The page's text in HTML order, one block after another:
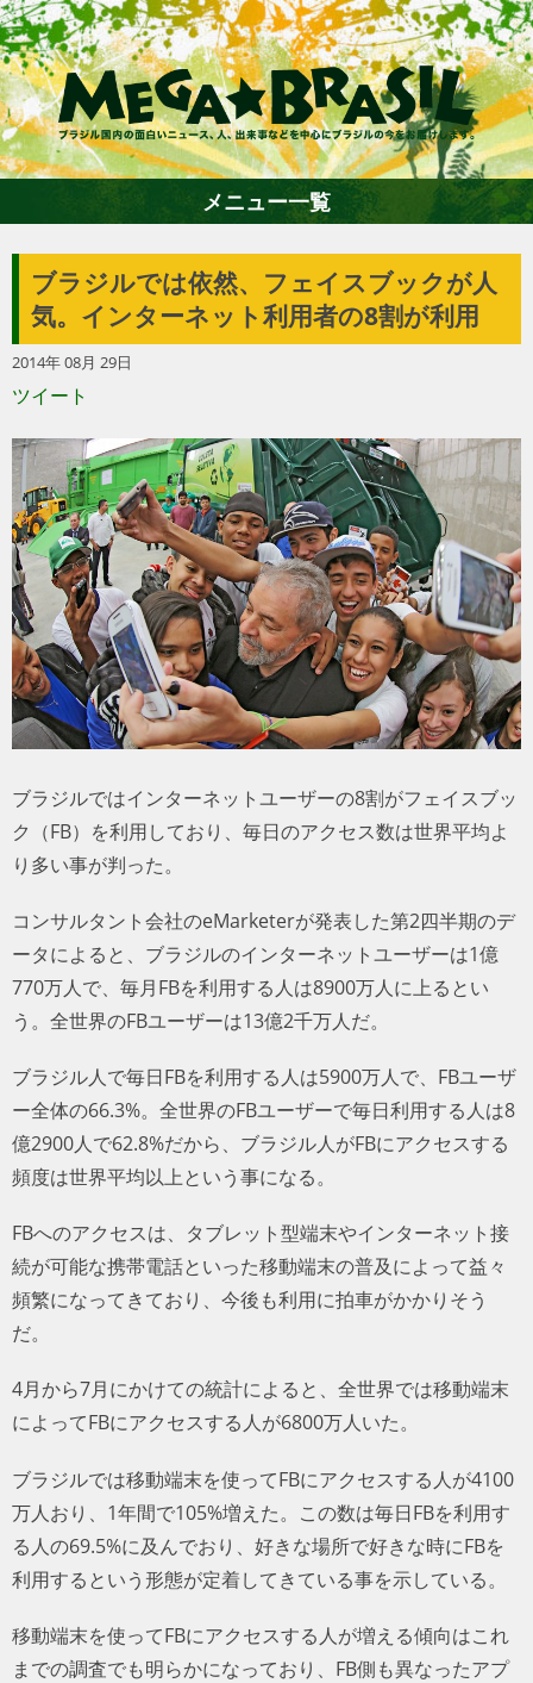
ホーム
エンターテイメント
グルメ
トラベル
サッカー
PEOPLE
ビジネス
コラム
メニュー一覧
ブラジルでは依然、フェイスブックが人
気。インターネット利用者の8割が利用
2014年 08月 29日
ツイート
ブラジルではインターネットユーザーの8割がフェイスブッ
ク（FB）を利用しており、毎日のアクセス数は世界平均よ
り多い事が判った。
コンサルタント会社のeMarketerが発表した第2四半期のデ
ータによると、ブラジルのインターネットユーザーは1億
770万人で、毎月FBを利用する人は8900万人に上るとい
う。全世界のFBユーザーは13億2千万人だ。
ブラジル人で毎日FBを利用する人は5900万人で、FBユーザ
ー全体の66.3%。全世界のFBユーザーで毎日利用する人は8
億2900人で62.8%だから、ブラジル人がFBにアクセスする
頻度は世界平均以上という事になる。
FBへのアクセスは、タブレット型端末やインターネット接
続が可能な携帯電話といった移動端末の普及によって益々
頻繁になってきており、今後も利用に拍車がかかりそう
だ。
4月から7月にかけての統計によると、全世界では移動端末
によってFBにアクセスする人が6800万人いた。
ブラジルでは移動端末を使ってFBにアクセスする人が4100
万人おり、1年間で105%増えた。この数は毎日FBを利用す
る人の69.5%に及んでおり、好きな場所で好きな時にFBを
利用するという形態が定着してきている事を示している。
移動端末を使ってFBにアクセスする人が増える傾向はこれ
までの調査でも明らかになっており、FB側も異なったアプ